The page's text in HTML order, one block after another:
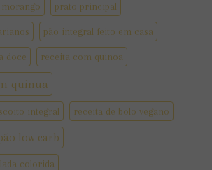
prato principal
pão integral feito em casa
doce receita com quinoa
quinua
integral receita de bolo vegano
low carb
colorida